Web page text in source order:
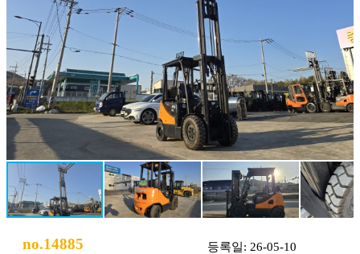
no.14885 등록일: 26-05-10